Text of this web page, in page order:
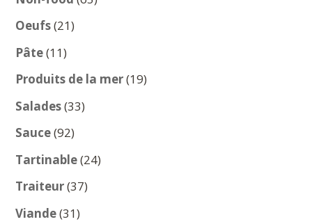
Oeufs 2121
Pâte 1111
produits
Produits de la mer 1919
Salades 3333
Sauce 9292
produits
Tartinable 2424
Traiteur 3737
Viande 3131